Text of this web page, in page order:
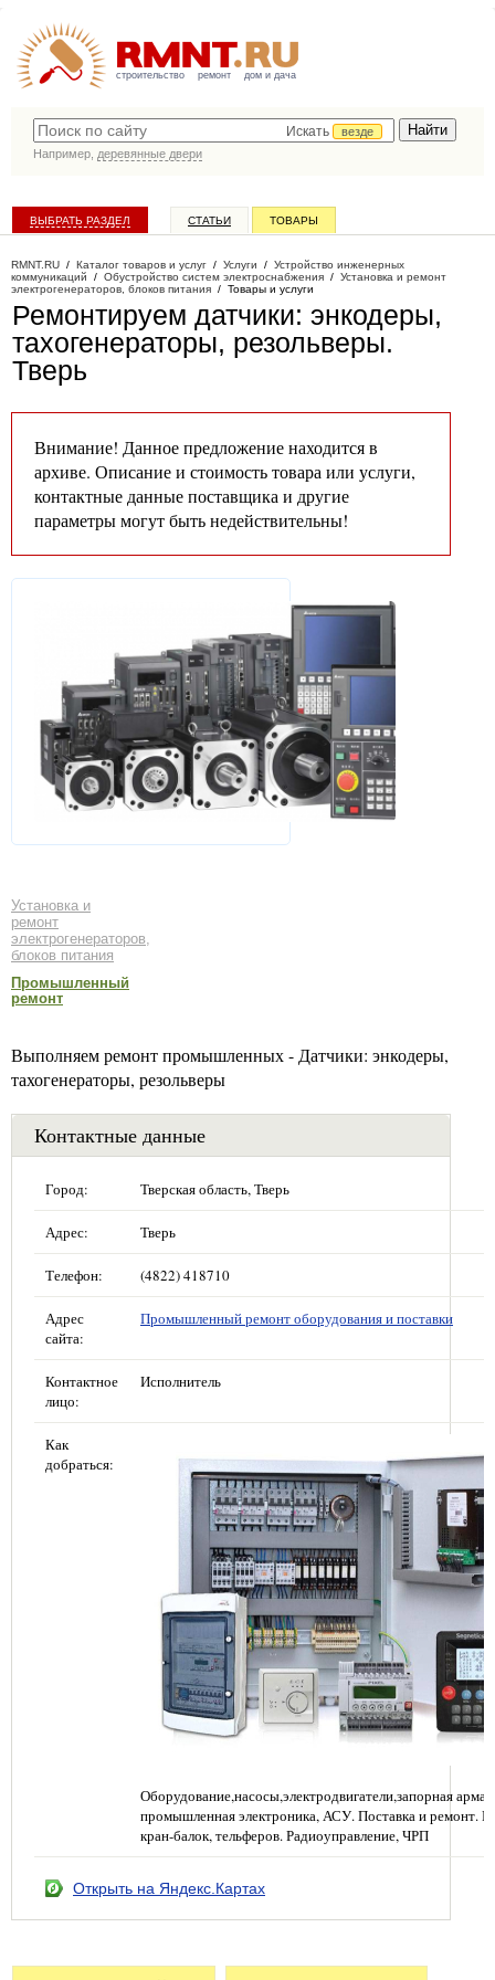
строительство ремонт дом и дача
Искать
везде
Например, деревянные двери
ВЫБРАТЬ РАЗДЕЛ СТАТЬИ ТОВАРЫ
RMNT.RU / Каталог товаров и услуг / Услуги / Устройство инженерных
коммуникаций / Обустройство систем электроснабжения / Установка и ремонт
электрогенераторов, блоков питания / Товары и услуги
Ремонтируем датчики: энкодеры,
тахогенераторы, резольверы.
Тверь
Внимание! Данное предложение находится в
архиве. Описание и стоимость товара или услуги,
контактные данные поставщика и другие
параметры могут быть недействительны!
Установка и
ремонт
электрогенераторов,
блоков питания
Промышленный
ремонт
Выполняем ремонт промышленных - Датчики: энкодеры,
тахогенераторы, резольверы
Контактные данные
Город: Тверская область, Тверь
Адрес: Тверь
Телефон: (4822) 418710
Адрес
сайта:
Промышленный ремонт оборудования и поставки
Контактное
лицо:
Исполнитель
Как
добраться:
Оборудование,насосы,электродвигатели,запорная
промышленная электроника, АСУ. Поставка и ремонт.
кран-балок, тельферов. Радиоуправление, ЧРП
Открыть на Яндекс.Картах